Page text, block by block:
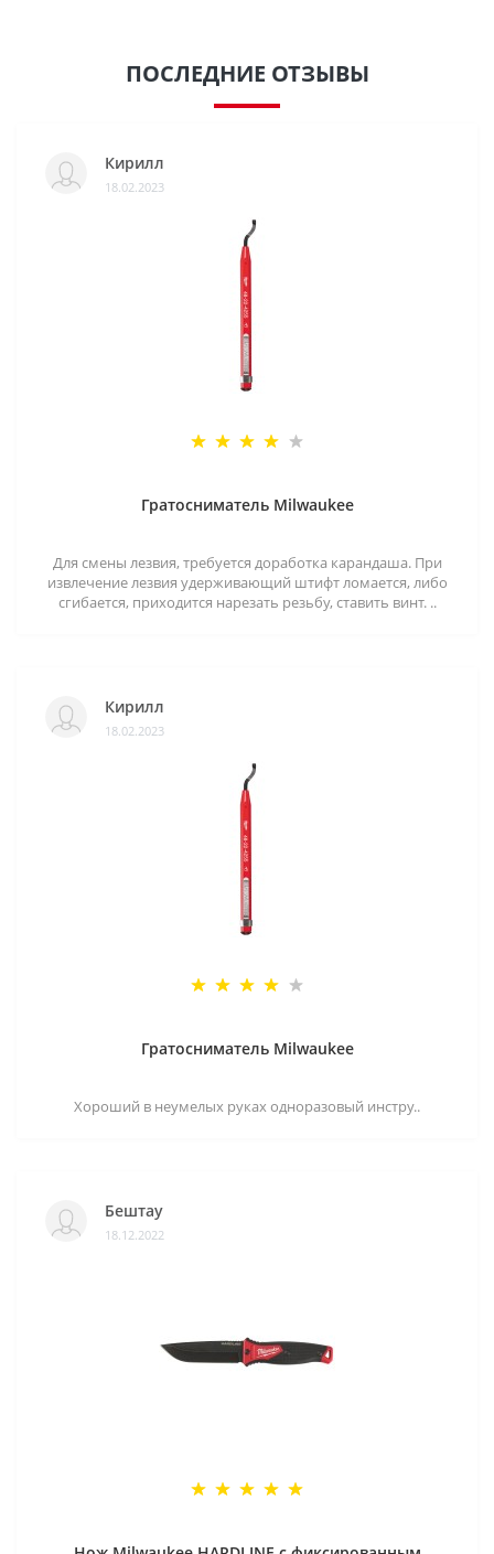
ПОСЛЕДНИЕ ОТЗЫВЫ
Кирилл
18.02.2023
Гратосниматель Milwaukee
Для смены лезвия, требуется доработка карандаша. При
извлечение лезвия удерживающий штифт ломается, либо
сгибается, приходится нарезать резьбу, ставить винт. ..
Кирилл
18.02.2023
Гратосниматель Milwaukee
Хороший в неумелых руках одноразовый инстру..
Бештау
18.12.2022